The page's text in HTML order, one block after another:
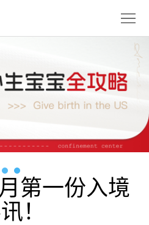
第一份入境
！